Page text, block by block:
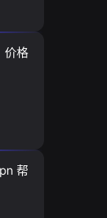
价格
帮